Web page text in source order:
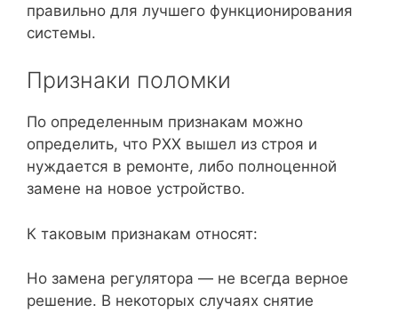
правильно для лучшего функционирования
системы.
Признаки поломки
По определенным признакам можно
определить, что РХХ вышел из строя и
нуждается в ремонте, либо полноценной
замене на новое устройство.
К таковым признакам относят:
Но замена регулятора — не всегда верное
решение. В некоторых случаях снятие